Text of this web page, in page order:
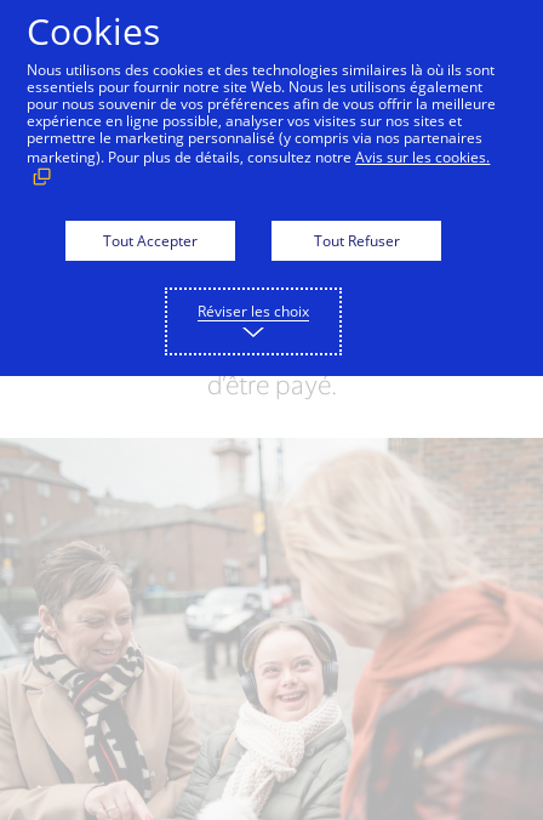
Ouvrir des possibilités
pour tout le monde
Nous sommes un leader mondial des
paiements numériques qui connecte le
plus de personnes à l’économie globale.
Nous améliorons la condition de tous en
offrant la meilleure façon de payer et
d’être payé.
Cookies
Nous utilisons des cookies et des technologies similaires là où ils sont
essentiels pour fournir notre site Web. Nous les utilisons également
pour nous souvenir de vos préférences afin de vous offrir la meilleure
expérience en ligne possible, analyser vos visites sur nos sites et
permettre le marketing personnalisé (y compris via nos partenaires
marketing). Pour plus de détails, consultez notreAvis sur les cookies.
Tout Accepter Tout Refuser
Réviser les choix